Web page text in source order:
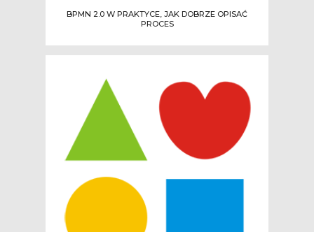
BPMN 2.0 W PRAKTYCE, JAK DOBRZE OPISAĆ
PROCES